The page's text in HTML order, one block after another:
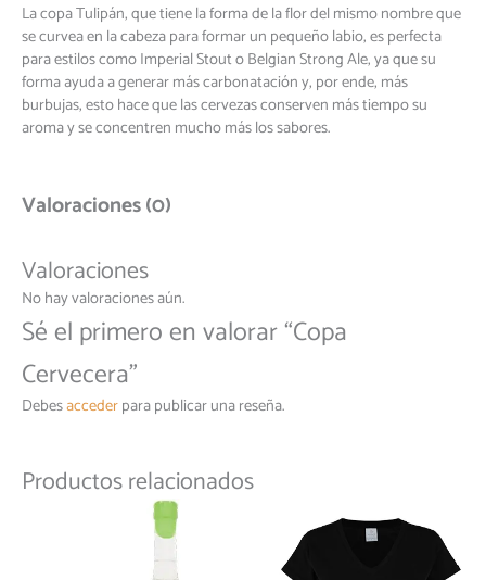
La copa Tulipán, que tiene la forma de la flor del mismo nombre que
se curvea en la cabeza para formar un pequeño labio, es perfecta
para estilos como Imperial Stout o Belgian Strong Ale, ya que su
forma ayuda a generar más carbonatación y, por ende, más
burbujas, esto hace que las cervezas conserven más tiempo su
aroma y se concentren mucho más los sabores.
Valoraciones (0)
Valoraciones
No hay valoraciones aún.
Sé el primero en valorar “Copa
Cervecera”
Debesaccederpara publicar una reseña.
Productos relacionados
producto